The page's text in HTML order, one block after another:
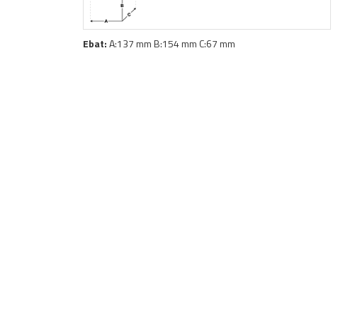
Ebat:A:137 mm B:154 mm C:67 mm